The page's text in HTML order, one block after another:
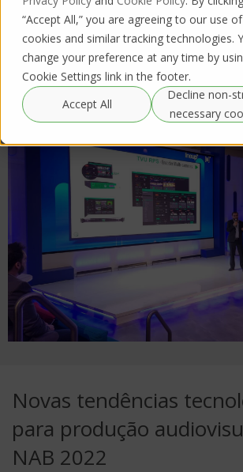
“Accept All,” you are agreeing to our use of
cookies and similar tracking technologies.
change your preference at any time by
Cookie Settings link in the footer.
Accept All
Decline non-
necessary
Novas tendências
para produção
NAB 2022